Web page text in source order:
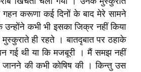
गहन करूणा कई दिनों के बाद मेरे सामने
उन्होंने कभी भी इसका जिक्र नहीं किया
ही रहते । बातदृबात पर ठहाके
गई थी या कि मजबूरी । मैं समझ नहीं
की कभी कोषिष की । किन्तु उस